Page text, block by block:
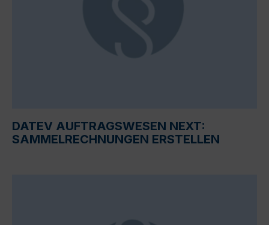
DATEV AUFTRAGSWESEN NEXT:
SAMMELRECHNUNGEN ERSTELLEN